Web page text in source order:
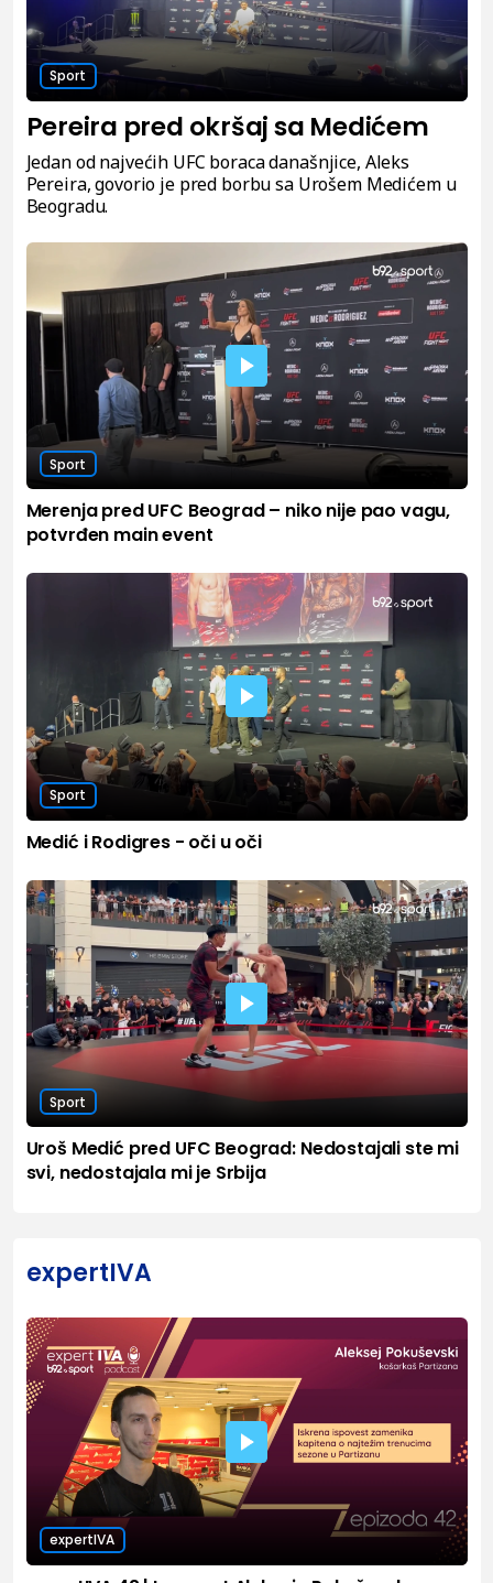
Sport
Pereira pred okršaj sa Medićem
Jedan od najvećih UFC boraca današnjice, Aleks
Pereira, govorio je pred borbu sa Urošem Medićem u
Beogradu.
Sport
Merenja pred UFC Beograd – niko nije pao vagu,
potvrđen main event
Sport
Medić i Rodigres - oči u oči
Sport
Uroš Medić pred UFC Beograd: Nedostajali ste mi
svi, nedostajala mi je Srbija
expertIVA
expertIVA